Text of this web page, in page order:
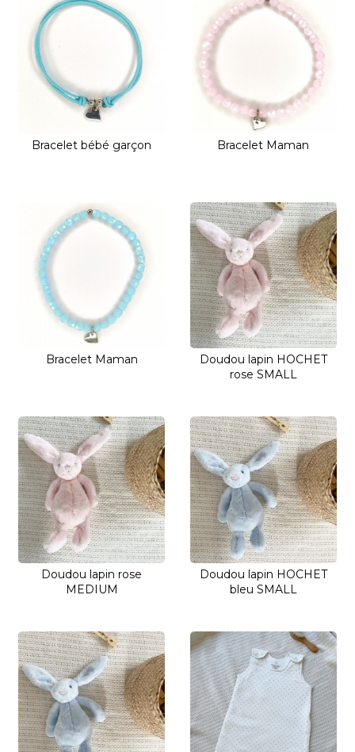
Bracelet bébé garçon Bracelet Maman
Bracelet Maman
Doudou lapin HOCHET
rose SMALL
Doudou lapin rose
MEDIUM
Doudou lapin HOCHET
bleu SMALL